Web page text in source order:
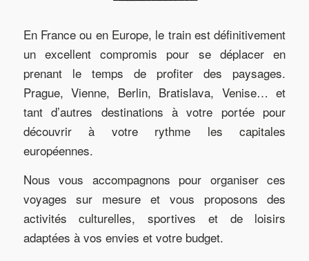
En France ou en Europe, le train est définitivement
un excellent compromis pour se déplacer en
prenant le temps de profiter des paysages.
Prague, Vienne, Berlin, Bratislava, Venise… et
tant d’autres destinations à votre portée pour
découvrir à votre rythme les capitales
européennes.
Nous vous accompagnons pour organiser ces
voyages sur mesure et vous proposons des
activités culturelles, sportives et de loisirs
adaptées à vos envies et votre budget.